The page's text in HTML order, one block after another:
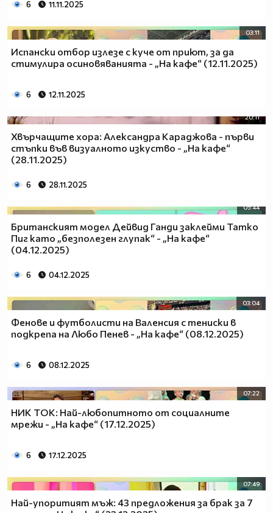
6 11.11.2025
03:11
Испански отбор излезе с куче от приют, за да
стимулира осиновяванията - „На кафе“ (12.11.2025)
6 12.11.2025
20:11
Хвърчащите хора: Александра Караджова - първи
стъпки във визуалното изкуство - „На кафе“
(28.11.2025)
6 28.11.2025
05:44
Британският модел Дейвид Ганди заклейми Татко
Пиг като „безполезен глупак“ - „На кафе“
(04.12.2025)
6 04.12.2025
03:04
Фенове и футболисти на Валенсия с тениски в
подкрепа на Любо Пенев - „На кафе“ (08.12.2025)
6 08.12.2025
07:22
НИК ТОК: Най-любопитното от социалните
мрежи - „На кафе“ (17.12.2025)
6 17.12.2025
07:49
Най-упоритият мъж: 43 предложения за брак за 7